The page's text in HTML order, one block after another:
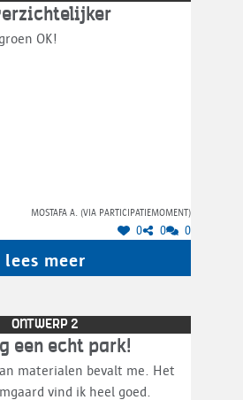
OK!
Mostafa A. (via participatiemoment)
0 0 0
lees meer
ONTWERP 2
een echt park!
materialen bevalt me. Het
vind ik heel goed.